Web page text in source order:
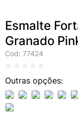
Esmalte
Granado
Cod: 77424
4